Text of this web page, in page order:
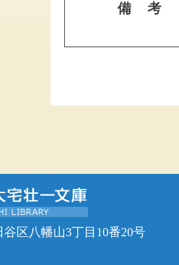
備 考
谷区八幡山3丁目10番20号